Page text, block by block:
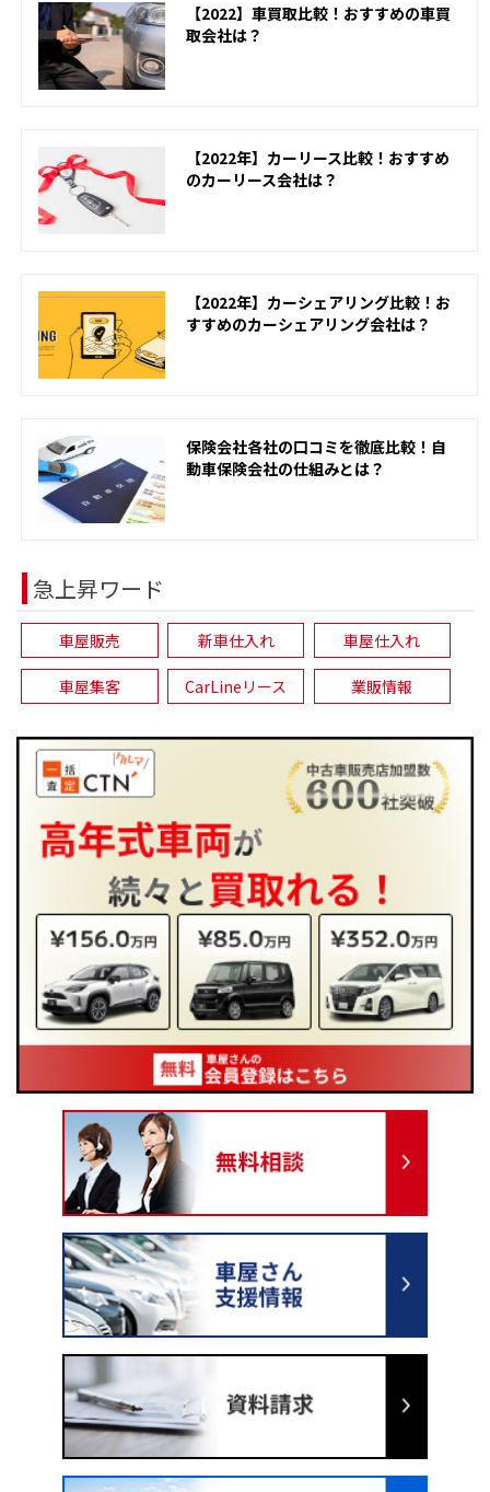
【2022】車買取比較！おすすめの車買
取会社は？
【2022年】カーリース比較！おすすめ
のカーリース会社は？
【2022年】カーシェアリング比較！お
すすめのカーシェアリング会社は？
保険会社各社の口コミを徹底比較！自
動車保険会社の仕組みとは？
急上昇ワード
車屋販売 新車仕入れ 車屋仕入れ
車屋集客 CarLineリース 業販情報